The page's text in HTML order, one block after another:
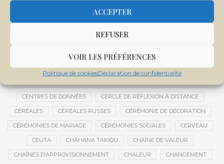
ACCEPTER
REFUSER
VOIR LES PRÉFÉRENCES
Politique de cookiesDéclaration de confidentialité
CENTRALE SOLAIRE DE SANANKOROBA
CENTRE D'INTELLIGENCE ARTIFICIELLE
CENTRE DE SANTÉ COMMUNAUTAIRE
CENTRE INTERNATIONAL DE CONFÉRENCES DE BAMAKO
CENTRE MALI
CENTRES DE DONNÉES CERCLE DE RÉFLEXION À DISTANCE
CÉRÉALES CÉRÉALES RUSSES CÉRÉMONIE DE DÉCORATION
CÉRÉMONIES DE MARIAGE CÉRÉMONIES SOCIALES CERVEAU
CEUTA CHAHANA TAKIOU CHAÎNE DE VALEUR
CHAÎNES D’APPROVISIONNEMENT CHALEUR CHANGEMENT